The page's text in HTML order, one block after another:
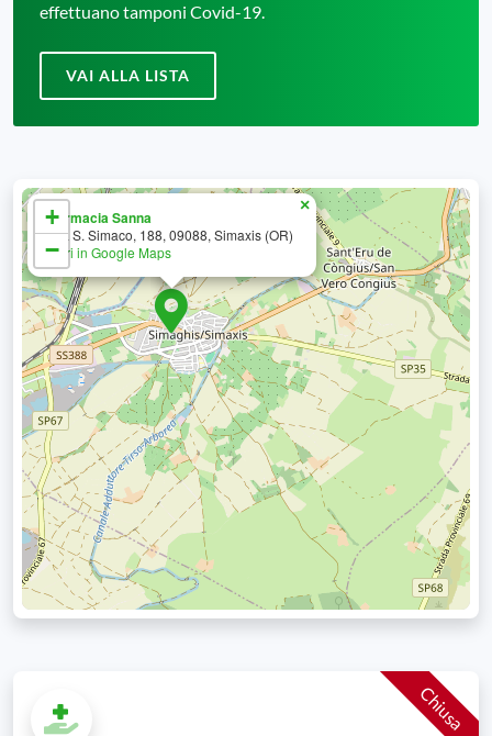
effettuano tamponi Covid-19.
VAI ALLA LISTA
Farmacia Sanna
Via S. Simaco, 188, 09088, Simaxis (OR)
Apri in Google Maps
×
+
−
Chiusa